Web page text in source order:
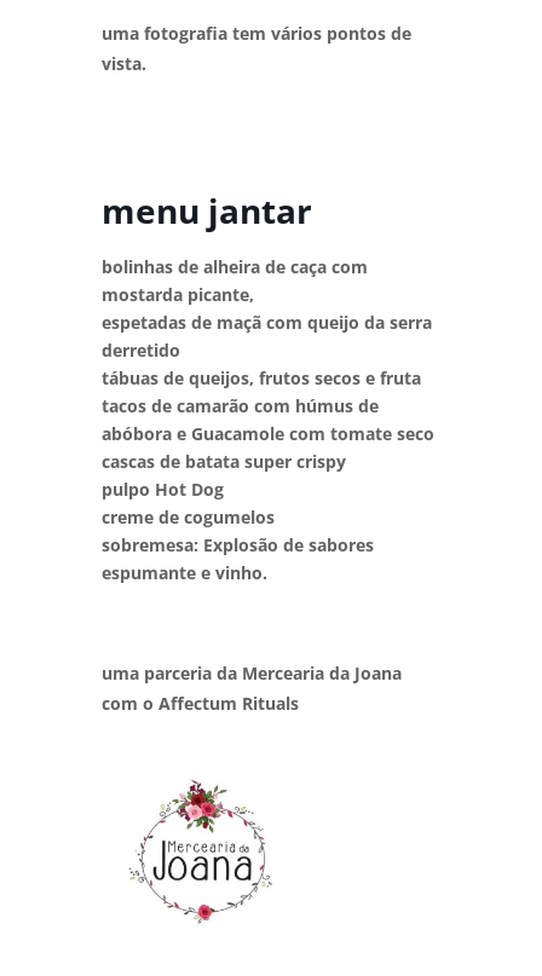
uma fotografia tem vários pontos de
vista.
menu jantar
bolinhas de alheira de caça com
mostarda picante,
espetadas de maçã com queijo da serra
derretido
tábuas de queijos, frutos secos e fruta
tacos de camarão com húmus de
abóbora e Guacamole com tomate seco
cascas de batata super crispy
pulpo Hot Dog
creme de cogumelos
sobremesa: Explosão de sabores
espumante e vinho.
uma parceria da Mercearia da Joana
com o Affectum Rituals